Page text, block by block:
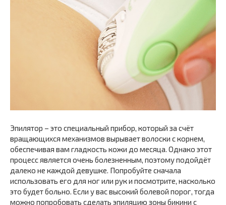
Эпилятор – это специальный прибор, который за счёт
вращающихся механизмов вырывает волоски с корнем,
обеспечивая вам гладкость кожи до месяца. Однако этот
процесс является очень болезненным, поэтому подойдёт
далеко не каждой девушке. Попробуйте сначала
использовать его для ног или рук и посмотрите, насколько
это будет больно. Если у вас высокий болевой порог, тогда
можно попробовать сделать эпиляцию зоны бикини с